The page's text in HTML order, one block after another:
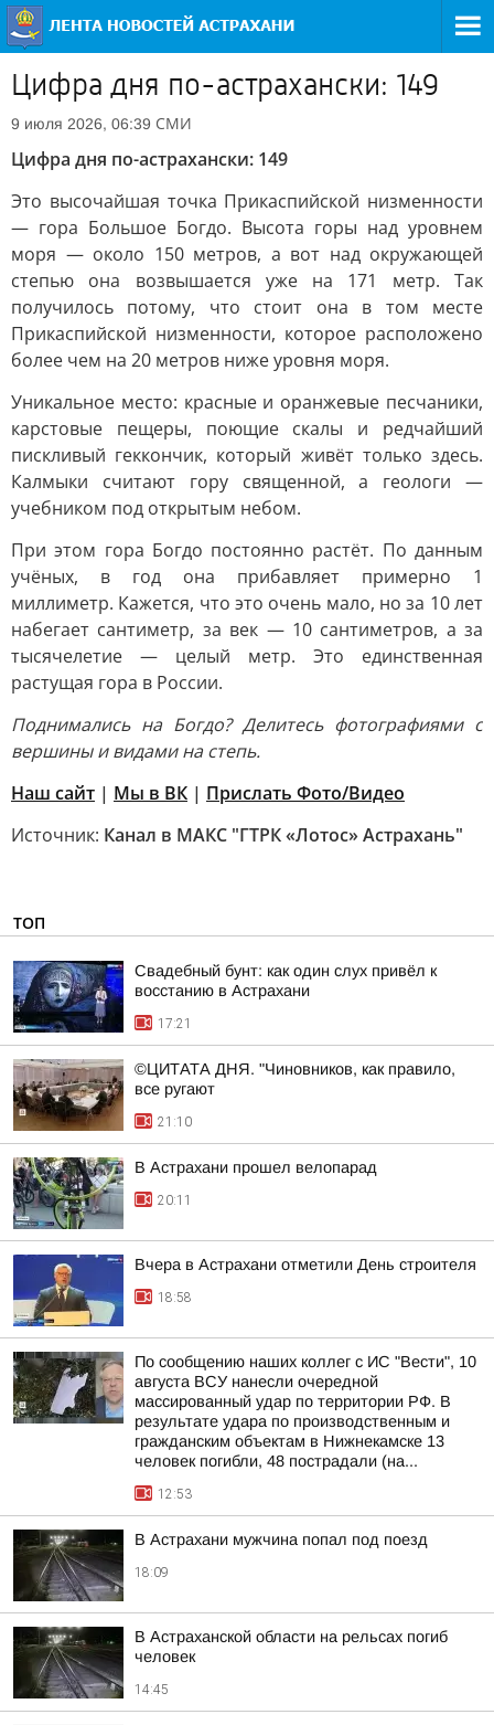
Цифра дня по-астрахански: 149
9 июля 2026, 06:39 СМИ
Цифра дня по-астрахански: 149
Это высочайшая точка Прикаспийской низменности
— гора Большое Богдо. Высота горы над уровнем
моря — около 150 метров, а вот над окружающей
степью она возвышается уже на 171 метр. Так
получилось потому, что стоит она в том месте
Прикаспийской низменности, которое расположено
более чем на 20 метров ниже уровня моря.
Уникальное место: красные и оранжевые песчаники,
карстовые пещеры, поющие скалы и редчайший
пискливый геккончик, который живёт только здесь.
Калмыки считают гору священной, а геологи —
учебником под открытым небом.
При этом гора Богдо постоянно растёт. По данным
учёных, в год она прибавляет примерно 1
миллиметр. Кажется, что это очень мало, но за 10 лет
набегает сантиметр, за век — 10 сантиметров, а за
тысячелетие — целый метр. Это единственная
растущая гора в России.
Поднимались на Богдо? Делитесь фотографиями с
вершины и видами на степь.
Наш сайт | Мы в ВК | Прислать Фото/Видео
Источник: Канал в МАКС "ГТРК «Лотос» Астрахань"
ТОП
Свадебный бунт: как один слух привёл к
восстанию в Астрахани
17:21
©ЦИТАТА ДНЯ. "Чиновников, как правило,
все ругают
21:10
В Астрахани прошел велопарад
20:11
Вчера в Астрахани отметили День строителя
18:58
По сообщению наших коллег с ИС "Вести", 10
августа ВСУ нанесли очередной
массированный удар по территории РФ. В
результате удара по производственным и
гражданским объектам в Нижнекамске 13
человек погибли, 48 пострадали (на...
12:53
В Астрахани мужчина попал под поезд
18:09
В Астраханской области на рельсах погиб
человек
14:45